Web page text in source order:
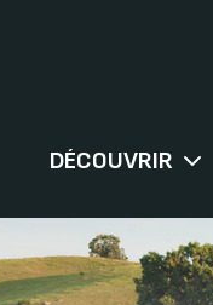
DÉCOUVRIR